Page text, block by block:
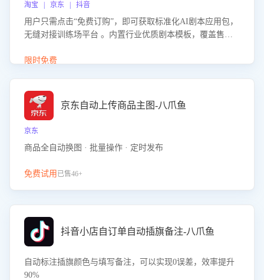
淘宝 | 京东 | 抖音
用户只需点击“免费订购”，即可获取标准化AI剧本应用包，
无缝对接训练场平台 。内置行业优质剧本模板，覆盖售前
初始化时间，助力企业快速启动智能客服训练
限时免费
京东自动上传商品主图-八爪鱼
京东
商品全自动换图 · 批量操作 · 定时发布
免费试用 已售46+
抖音小店自订单自动插旗备注-八爪鱼
自动标注插旗颜色与填写备注，可以实现0误差，效率提升
90%